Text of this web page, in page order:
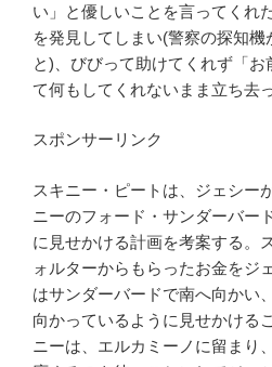
い」と優しいことを言ってくれ
を発見してしまい(警察の探知機
と)、びびって助けてくれず「
て何もしてくれないまま立ち去
スポンサーリンク
スキニー・ピートは、ジェシー
ニーのフォード・サンダーバー
に見せかける計画を考案する。
ォルターからもらったお金をジ
はサンダーバードで南へ向かい
向かっているように見せかける
ニーは、エルカミーノに留まり